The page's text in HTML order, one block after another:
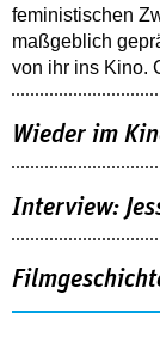
feministischen
maßgeblich
von ihr ins Kino.
Wieder im
Interview: